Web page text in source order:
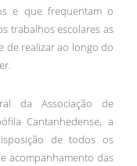
e que frequentam o
trabalhos escolares as
de realizar ao longo do
da Associação de
Cantanhedense, a
de todos os
acompanhamento das